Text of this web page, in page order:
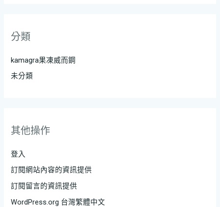
分類
kamagra果凍威而鋼
未分類
其他操作
登入
訂閱網站內容的資訊提供
訂閱留言的資訊提供
WordPress.org 台灣繁體中文